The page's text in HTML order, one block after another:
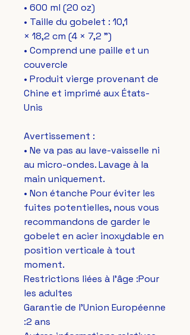
• 600 ml (20 oz)
• Taille du gobelet : 10,1
× 18,2 cm (4 × 7,2 ")
• Comprend une paille et un
couvercle
• Produit vierge provenant de
Chine et imprimé aux États-
Unis
Avertissement :
• Ne va pas au lave-vaisselle ni
au micro-ondes. Lavage à la
main uniquement.
• Non étanche Pour éviter les
fuites potentielles, nous vous
recommandons de garder le
gobelet en acier inoxydable en
position verticale à tout
moment.
Restrictions liées à l'âge :Pour
les adultes
Garantie de l'Union Européenne
:2 ans